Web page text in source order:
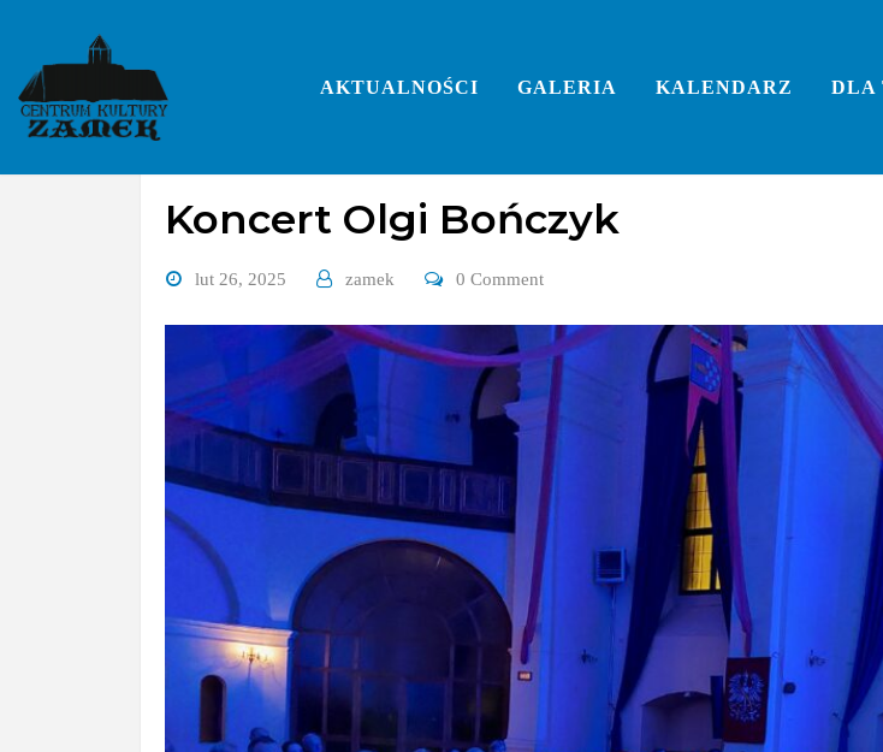
content
AKTUALNOŚCI GALERIA KALENDARZ DLA
Koncert Olgi Bończyk
lut 26, 2025 zamek 0 Comment